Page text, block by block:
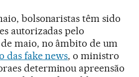
bolsonaristas têm sido
autorizadas pelo
maio, no âmbito de um
das fake news, o ministro
determinou apreensão